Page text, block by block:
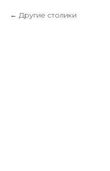
Другие столики